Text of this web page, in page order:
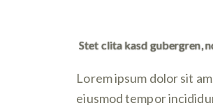
Stet clita kasd gubergren,
Lorem ipsum dolor sit
eiusmod tempor